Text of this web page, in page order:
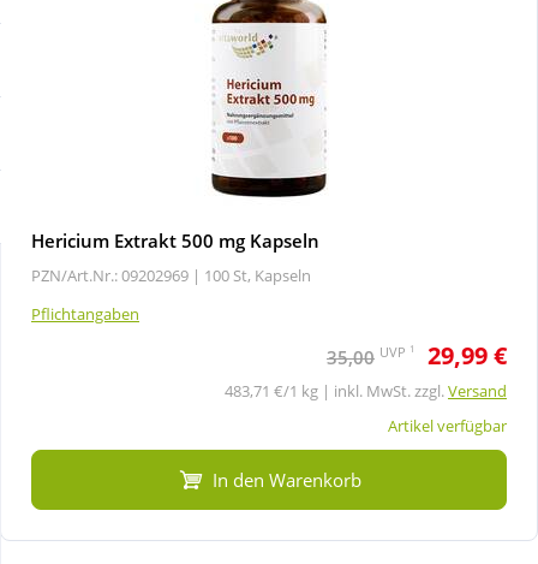
Natur & Homöopathie
Tierbedarf
Hericium Extrakt 500 mg Kapseln
PZN/Art.Nr.: 09202969 | 100 St, Kapseln
Pflichtangaben
35,00 UVP 1 29,99 €
483,71 €/1 kg | inkl. MwSt. zzgl.Versand
Artikel verfügbar
In den Warenkorb